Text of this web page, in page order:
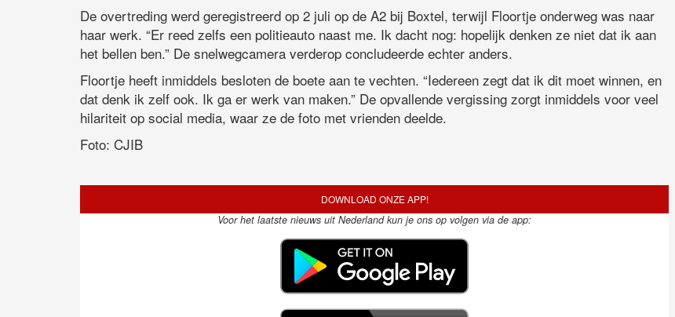
De overtreding werd geregistreerd op 2 juli op de A2 bij Boxtel, terwijl Floortje onderweg was naar
haar werk. “Er reed zelfs een politieauto naast me. Ik dacht nog: hopelijk denken ze niet dat ik aan
het bellen ben.” De snelwegcamera verderop concludeerde echter anders.
Floortje heeft inmiddels besloten de boete aan te vechten. “Iedereen zegt dat ik dit moet winnen, en
dat denk ik zelf ook. Ik ga er werk van maken.” De opvallende vergissing zorgt inmiddels voor veel
hilariteit op social media, waar ze de foto met vrienden deelde.
Foto: CJIB
DOWNLOAD ONZE APP!
Voor het laatste nieuws uit Nederland kun je ons op volgen via de app: